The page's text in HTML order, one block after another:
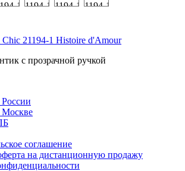
Chic 21194-1 Histoire d'Amour
с прозрачной ручкой
Москве
соглашение
на дистанционную продажу